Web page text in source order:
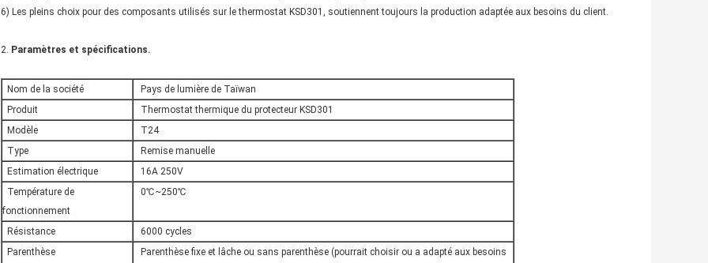
6) Les pleins choix pour des composants utilisés sur le thermostat KSD301, soutiennent toujours la production adaptée aux besoins du client.
2. Paramètres et spécifications.
Nom de la société
Pays de lumière de Taïwan
Produit
Thermostat thermique du protecteur KSD301
Modèle
T24
Type
Remise manuelle
Estimation électrique
16A 250V
Température de
fonctionnement
0℃~250℃
Résistance
6000 cycles
Parenthèse
Parenthèse fixe et lâche ou sans parenthèse (pourrait choisir ou a adapté aux besoins